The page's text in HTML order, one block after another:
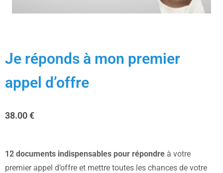
Je réponds à mon premier
appel d’offre
38.00€
12 documents indispensables pour répondre à votre
premier appel d’offre et mettre toutes les chances de votre